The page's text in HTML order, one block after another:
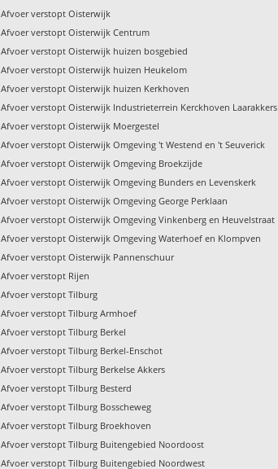
Afvoer verstopt Oisterwijk
Afvoer verstopt Oisterwijk Centrum
Afvoer verstopt Oisterwijk huizen bosgebied
Afvoer verstopt Oisterwijk huizen Heukelom
Afvoer verstopt Oisterwijk huizen Kerkhoven
Afvoer verstopt Oisterwijk Industrieterrein Kerckhoven Laarakkers
Afvoer verstopt Oisterwijk Moergestel
Afvoer verstopt Oisterwijk Omgeving 't Westend en 't Seuverick
Afvoer verstopt Oisterwijk Omgeving Broekzijde
Afvoer verstopt Oisterwijk Omgeving Bunders en Levenskerk
Afvoer verstopt Oisterwijk Omgeving George Perklaan
Afvoer verstopt Oisterwijk Omgeving Vinkenberg en Heuvelstraat
Afvoer verstopt Oisterwijk Omgeving Waterhoef en Klompven
Afvoer verstopt Oisterwijk Pannenschuur
Afvoer verstopt Rijen
Afvoer verstopt Tilburg
Afvoer verstopt Tilburg Armhoef
Afvoer verstopt Tilburg Berkel
Afvoer verstopt Tilburg Berkel-Enschot
Afvoer verstopt Tilburg Berkelse Akkers
Afvoer verstopt Tilburg Besterd
Afvoer verstopt Tilburg Bosscheweg
Afvoer verstopt Tilburg Broekhoven
Afvoer verstopt Tilburg Buitengebied Noordoost
Afvoer verstopt Tilburg Buitengebied Noordwest